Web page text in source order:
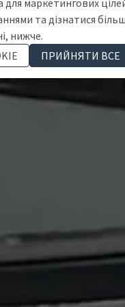
для маркетингових
та дізнатися
нижче.
ПРИЙНЯТИ ВСЕ